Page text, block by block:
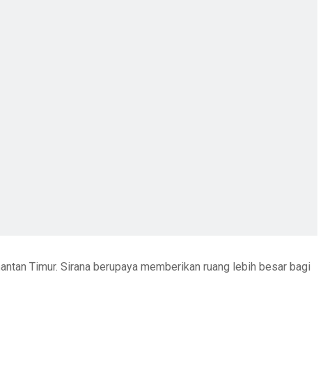
Timur. Sirana berupaya memberikan ruang lebih besar bagi